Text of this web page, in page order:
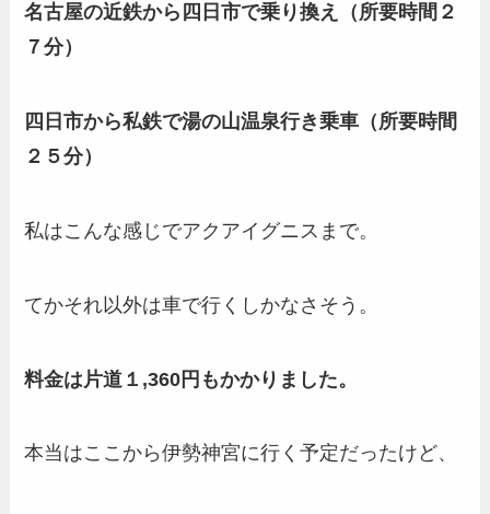
名古屋の近鉄から四日市で乗り換え（所要時間２
７分）
四日市から私鉄で湯の山温泉行き乗車（所要時間
２５分）
私はこんな感じでアクアイグニスまで。
てかそれ以外は車で行くしかなさそう。
料金は片道１,360円もかかりました。
本当はここから伊勢神宮に行く予定だったけど、